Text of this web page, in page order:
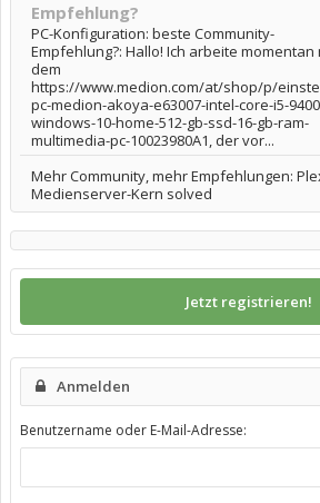
Empfehlung?
PC-Konfiguration: beste Community-
Empfehlung?: Hallo! Ich arbeite momentan
dem
https://www.medion.com/at/shop/p/
pc-medion-akoya-e63007-intel-core-i5-
windows-10-home-512-gb-ssd-16-gb-ram-
multimedia-pc-10023980A1, der vor...
Mehr Community, mehr Empfehlungen:
Medienserver-Kern solved
Jetzt registrieren!
Anmelden
Benutzername oder E-Mail-Adresse: